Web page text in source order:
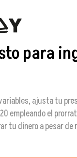
para
ajusta tu
empleando el
tu dinero a pesar de